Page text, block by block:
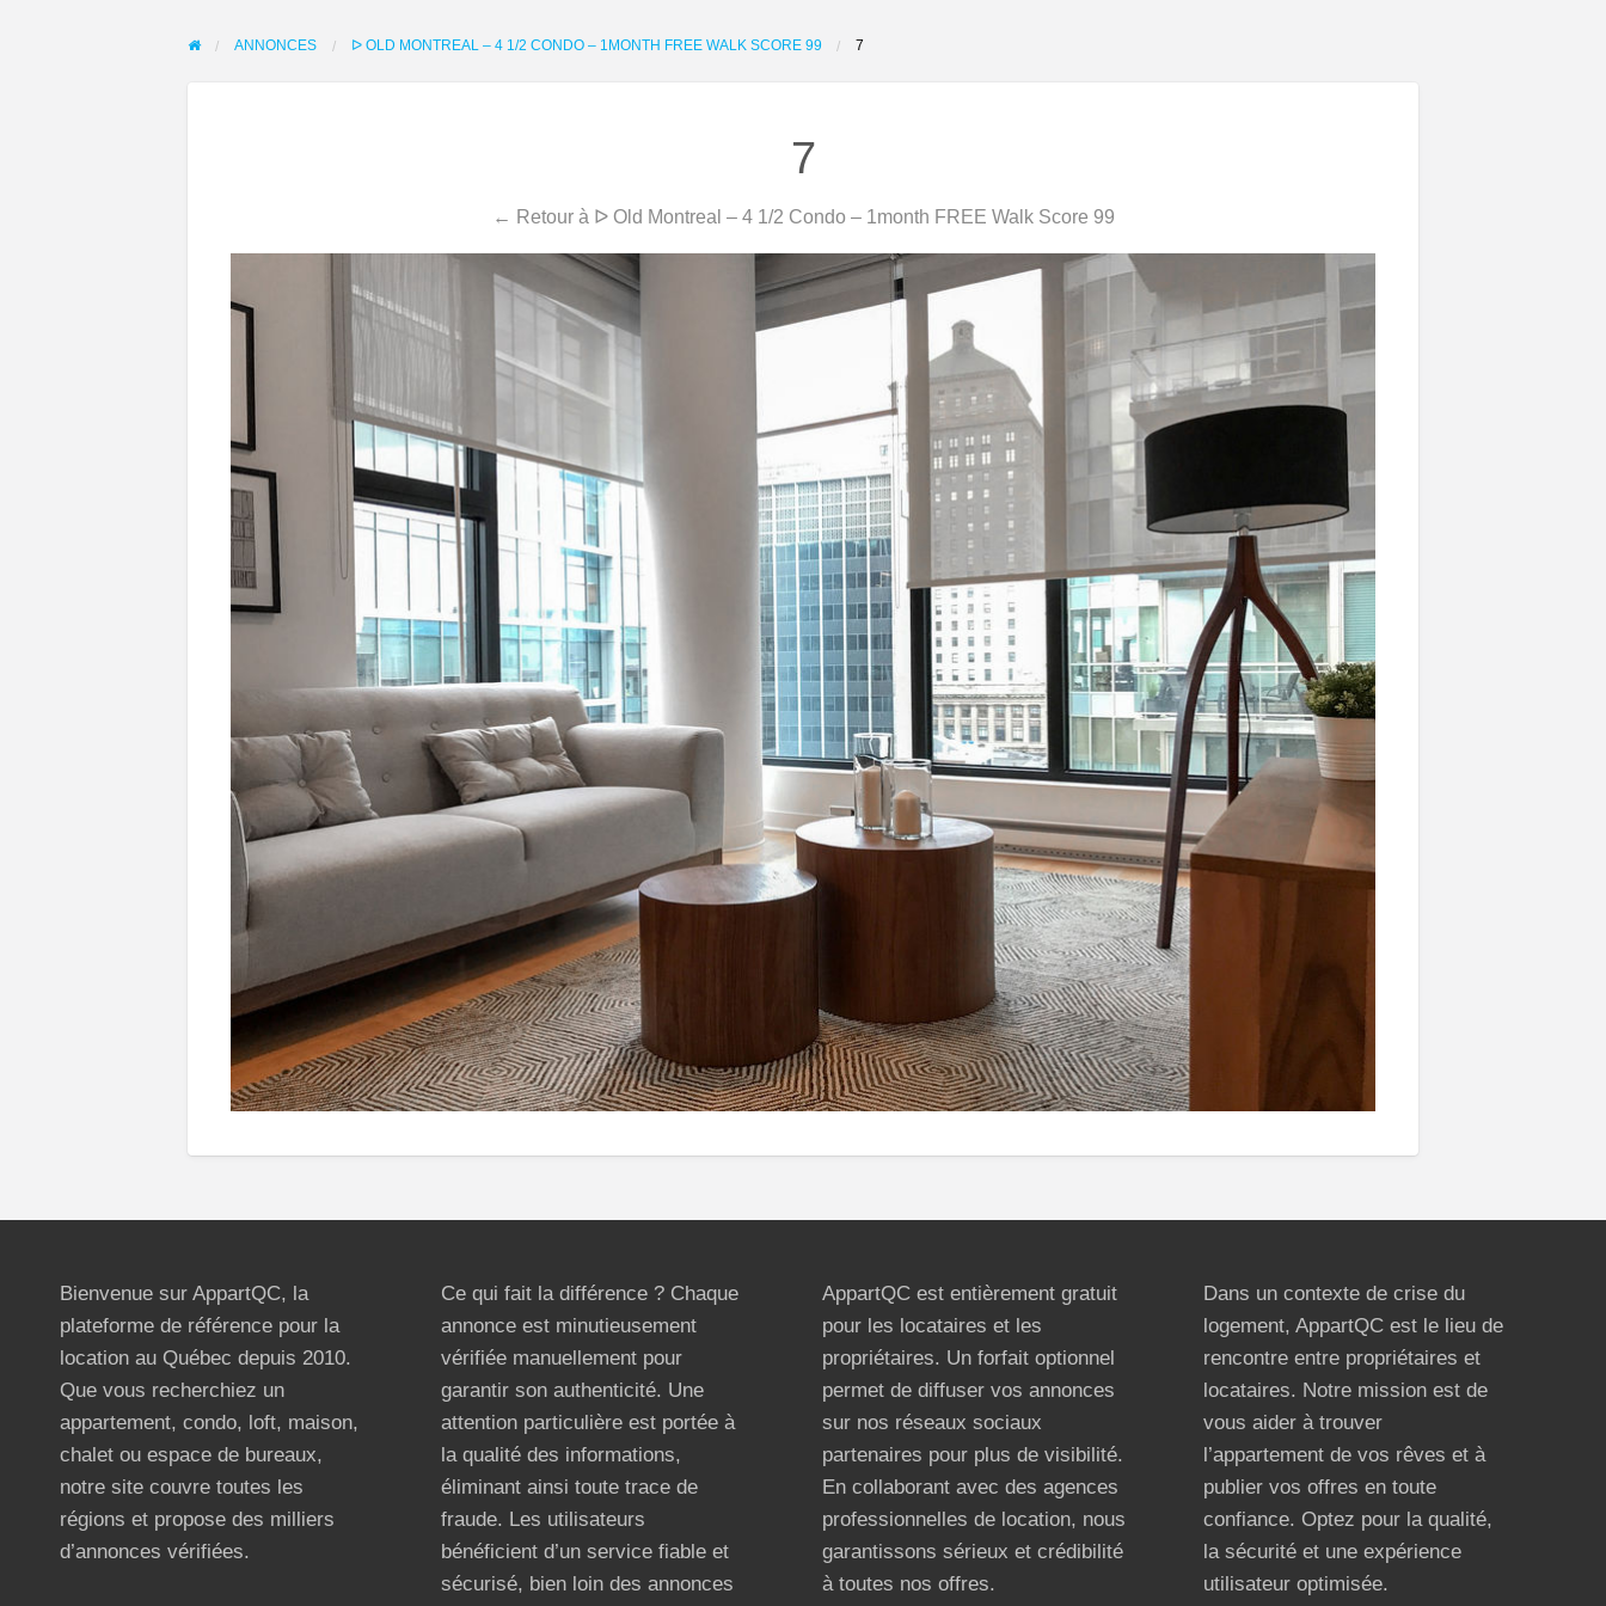
ANNONCES ᐅ OLD MONTREAL – 4 1/2 CONDO – 1MONTH FREE WALK SCORE 99 7
7
← Retour à ᐅ Old Montreal – 4 1/2 Condo – 1month FREE Walk Score 99
Bienvenue sur AppartQC, la
plateforme de référence pour la
location au Québec depuis 2010.
Que vous recherchiez un
appartement, condo, loft, maison,
chalet ou espace de bureaux,
notre site couvre toutes les
régions et propose des milliers
d’annonces vérifiées.
Ce qui fait la différence ? Chaque
annonce est minutieusement
vérifiée manuellement pour
garantir son authenticité. Une
attention particulière est portée à
la qualité des informations,
éliminant ainsi toute trace de
fraude. Les utilisateurs
bénéficient d’un service fiable et
sécurisé, bien loin des annonces
AppartQC est entièrement gratuit
pour les locataires et les
propriétaires. Un forfait optionnel
permet de diffuser vos annonces
sur nos réseaux sociaux
partenaires pour plus de visibilité.
En collaborant avec des agences
professionnelles de location, nous
garantissons sérieux et crédibilité
à toutes nos offres.
Dans un contexte de crise du
logement, AppartQC est le lieu de
rencontre entre propriétaires et
locataires. Notre mission est de
vous aider à trouver
l’appartement de vos rêves et à
publier vos offres en toute
confiance. Optez pour la qualité,
la sécurité et une expérience
utilisateur optimisée.